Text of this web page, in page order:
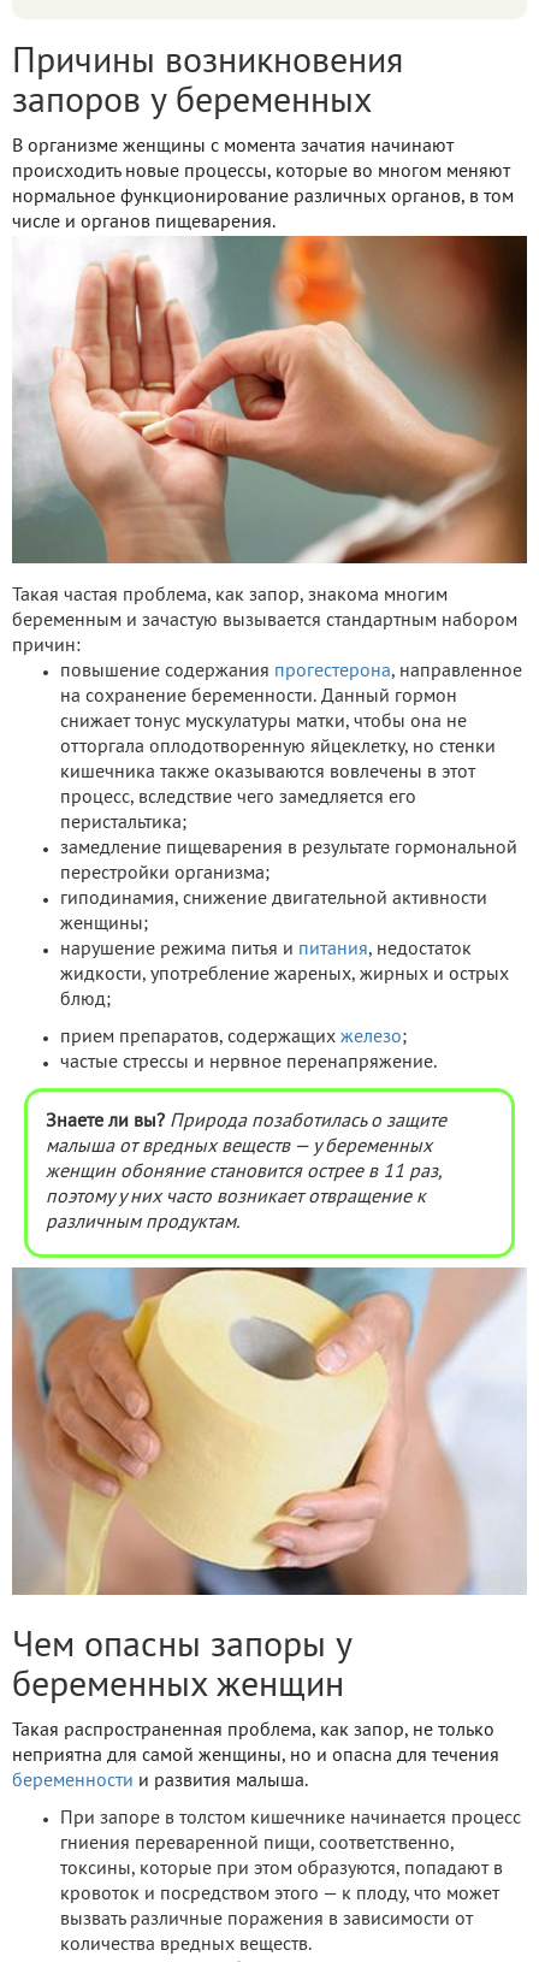
Причины возникновения
запоров у беременных
В организме женщины с момента зачатия начинают
происходить новые процессы, которые во многом меняют
нормальное функционирование различных органов, в том
числе и органов пищеварения.
Такая частая проблема, как запор, знакома многим
беременным и зачастую вызывается стандартным набором
причин:
повышение содержания прогестерона, направленное
на сохранение беременности. Данный гормон
снижает тонус мускулатуры матки, чтобы она не
отторгала оплодотворенную яйцеклетку, но стенки
кишечника также оказываются вовлечены в этот
процесс, вследствие чего замедляется его
перистальтика;
замедление пищеварения в результате гормональной
перестройки организма;
гиподинамия, снижение двигательной активности
женщины;
нарушение режима питья и питания, недостаток
жидкости, употребление жареных, жирных и острых
блюд;
прием препаратов, содержащих железо;
частые стрессы и нервное перенапряжение.
Знаете ли вы? Природа позаботилась о защите
малыша от вредных веществ — у беременных
женщин обоняние становится острее в 11 раз,
поэтому у них часто возникает отвращение к
различным продуктам.
Чем опасны запоры у
беременных женщин
Такая распространенная проблема, как запор, не только
неприятна для самой женщины, но и опасна для течения
беременности и развития малыша.
При запоре в толстом кишечнике начинается процесс
гниения переваренной пищи, соответственно,
токсины, которые при этом образуются, попадают в
кровоток и посредством этого — к плоду, что может
вызвать различные поражения в зависимости от
количества вредных веществ.